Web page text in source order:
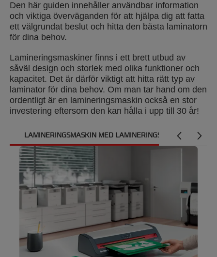
Den här guiden innehåller användbar information
och viktiga överväganden för att hjälpa dig att fatta
ett välgrundat beslut och hitta den bästa laminatorn
för dina behov.
Lamineringsmaskiner finns i ett brett utbud av
såväl design och storlek med olika funktioner och
kapacitet. Det är därför viktigt att hitta rätt typ av
laminator för dina behov. Om man tar hand om den
ordentligt är en lamineringsmaskin också en stor
investering eftersom den kan hålla i upp till 30 år!
LAMINERINGSMASKIN MED LAMINERINGSFICKOR